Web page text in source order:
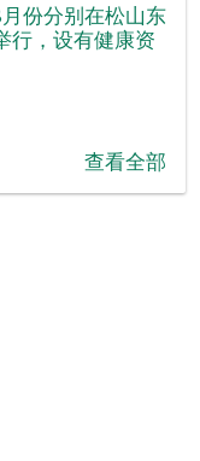
份分别在松山东
行，设有健康资
查看全部